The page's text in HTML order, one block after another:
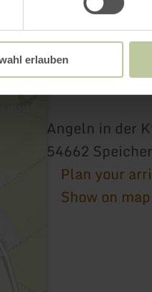
erlauben
Angeln in der
54662 Speicher
Plan your
Show on map